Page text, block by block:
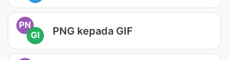
PN
GI
PNG kepada GIF